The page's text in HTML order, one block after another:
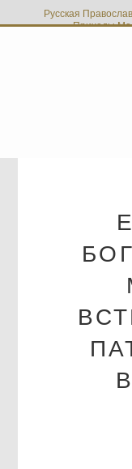
Русская
Приходы